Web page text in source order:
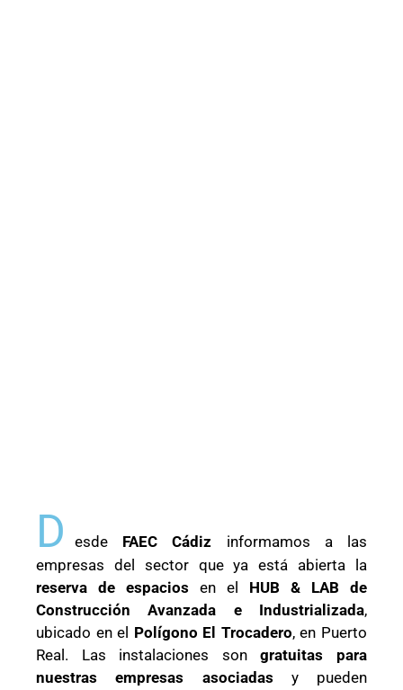
D esde FAEC Cádiz informamos a las
empresas del sector que ya está abierta la
reserva de espacios en el HUB & LAB de
Construcción Avanzada e Industrializada,
ubicado en el Polígono El Trocadero, en Puerto
Real. Las instalaciones songratuitas para
nuestras empresas asociadas y pueden